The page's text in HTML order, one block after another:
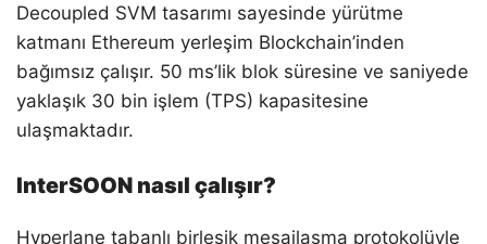
Decoupled SVM tasarımı sayesinde yürütme
katmanı Ethereum yerleşim Blockchain’inden
bağımsız çalışır. 50 ms’lik blok süresine ve saniyede
yaklaşık 30 bin işlem (TPS) kapasitesine
ulaşmaktadır.
InterSOON nasıl çalışır?
Hyperlane tabanlı birleşik mesajlaşma protokolüyle